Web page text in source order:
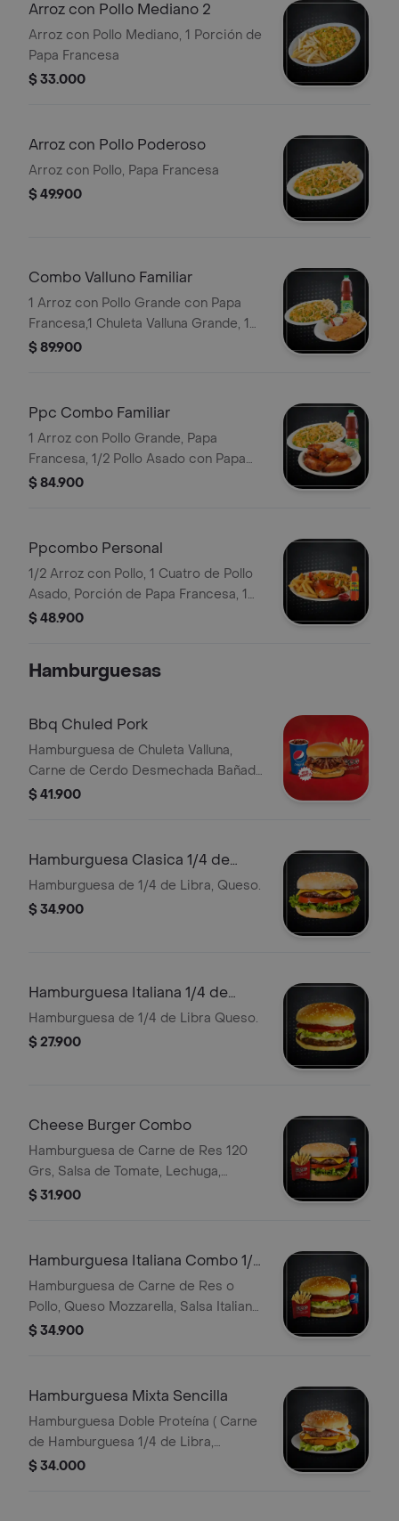
Arroz con Pollo Mediano 2
Arroz con Pollo Mediano, 1 Porción de
Papa Francesa
$ 33.000
Arroz con Pollo Poderoso
Arroz con Pollo, Papa Francesa
$ 49.900
Combo Valluno Familiar
1 Arroz con Pollo Grande con Papa
Francesa,1 Chuleta Valluna Grande, 1
Bebida 1.5
$ 89.900
Ppc Combo Familiar
1 Arroz con Pollo Grande, Papa
Francesa, 1/2 Pollo Asado con Papa
Salada (2 Un), 1 Bebida 1.5 o Mr. Tea
$ 84.900
Ppcombo Personal
1/2 Arroz con Pollo, 1 Cuatro de Pollo
Asado, Porción de Papa Francesa, 1
Bebida Personal
$ 48.900
Hamburguesas
Bbq Chuled Pork
Hamburguesa de Chuleta Valluna,
Carne de Cerdo Desmechada Bañada
en Salsa BBQ de la Casa, Lechuga,
$ 41.900
Hamburguesa Clasica 1/4 de
Libra
Hamburguesa de 1/4 de Libra, Queso.
$ 34.900
Hamburguesa Italiana 1/4 de
Libra
Hamburguesa de 1/4 de Libra Queso.
$ 27.900
Cheese Burger Combo
Hamburguesa de Carne de Res 120
Grs, Salsa de Tomate, Lechuga,
Rodaja de Tomate, Queso, Papa
$ 31.900
Hamburguesa Italiana Combo 1/4
de Libra
Hamburguesa de Carne de Res o
Pollo, Queso Mozzarella, Salsa Italiana,
Lechuga, Rodaja de Tomate, Queso,
$ 34.900
Hamburguesa Mixta Sencilla
Hamburguesa Doble Proteína ( Carne
de Hamburguesa 1/4 de Libra,
Hamburguesa de Pollo de 1/4 de
$ 34.000